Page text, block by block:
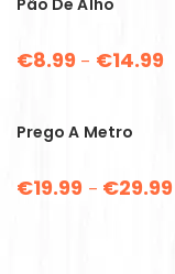
Pão De Alho
€8.99 – €14.99
Prego A Metro
€19.99 – €29.99